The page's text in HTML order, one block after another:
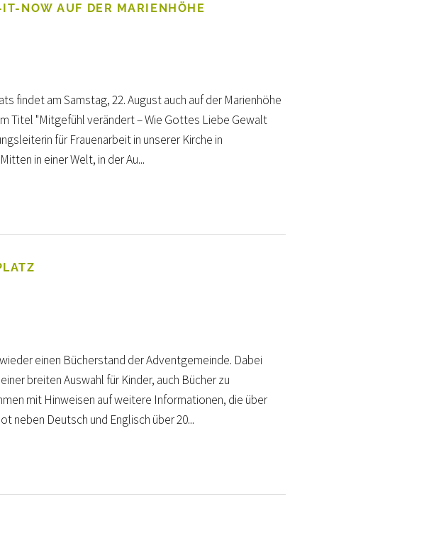
NOW AUF DER MARIENHÖHE
findet am Samstag, 22. August auch auf der Marienhöhe
Titel "Mitgefühl verändert – Wie Gottes Liebe Gewalt
für Frauenarbeit in unserer Kirche in
in einer Welt, in der Au...
einen Bücherstand der Adventgemeinde. Dabei
breiten Auswahl für Kinder, auch Bücher zu
mit Hinweisen auf weitere Informationen, die über
neben Deutsch und Englisch über 20...